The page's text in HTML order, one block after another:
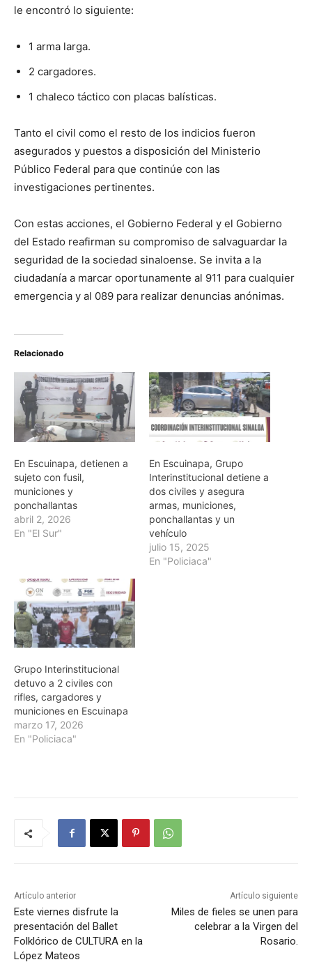
le encontró lo siguiente:
1 arma larga.
2 cargadores.
1 chaleco táctico con placas balísticas.
Tanto el civil como el resto de los indicios fueron
asegurados y puestos a disposición del Ministerio
Público Federal para que continúe con las
investigaciones pertinentes.
Con estas acciones, el Gobierno Federal y el Gobierno
del Estado reafirman su compromiso de salvaguardar la
seguridad de la sociedad sinaloense. Se invita a la
ciudadanía a marcar oportunamente al 911 para cualquier
emergencia y al 089 para realizar denuncias anónimas.
Relacionado
En Escuinapa, detienen a
sujeto con fusil,
municiones y
ponchallantas
abril 2, 2026
En "El Sur"
En Escuinapa, Grupo
Interinstitucional detiene a
dos civiles y asegura
armas, municiones,
ponchallantas y un
vehículo
julio 15, 2025
En "Policiaca"
Grupo Interinstitucional
detuvo a 2 civiles con
rifles, cargadores y
municiones en Escuinapa
marzo 17, 2026
En "Policiaca"
Artículo anterior
Este viernes disfrute la
presentación del Ballet
Folklórico de CULTURA en la
López Mateos
Artículo siguiente
Miles de fieles se unen para
celebrar a la Virgen del
Rosario.